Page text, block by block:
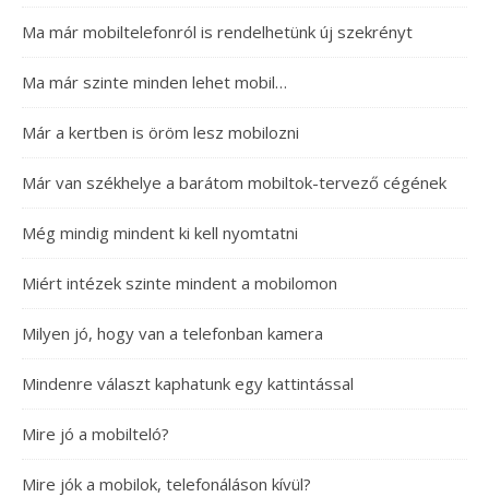
Ma már mobiltelefonról is rendelhetünk új szekrényt
Ma már szinte minden lehet mobil…
Már a kertben is öröm lesz mobilozni
Már van székhelye a barátom mobiltok-tervező cégének
Még mindig mindent ki kell nyomtatni
Miért intézek szinte mindent a mobilomon
Milyen jó, hogy van a telefonban kamera
Mindenre választ kaphatunk egy kattintással
Mire jó a mobilteló?
Mire jók a mobilok, telefonáláson kívül?